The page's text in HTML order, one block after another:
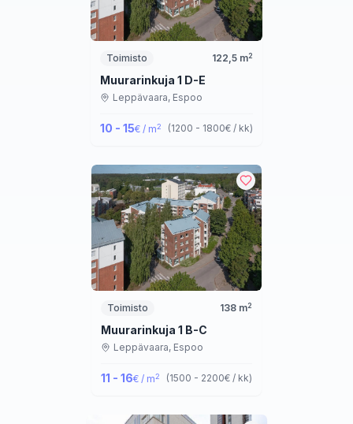
Toimisto 122,5 m2
Muurarinkuja 1 D-E
Leppävaara, Espoo
10 - 15€ / m2 (1200 - 1800€ / kk)
Toimisto 138 m2
Muurarinkuja 1 B-C
Leppävaara, Espoo
11 - 16€ / m2 (1500 - 2200€ / kk)